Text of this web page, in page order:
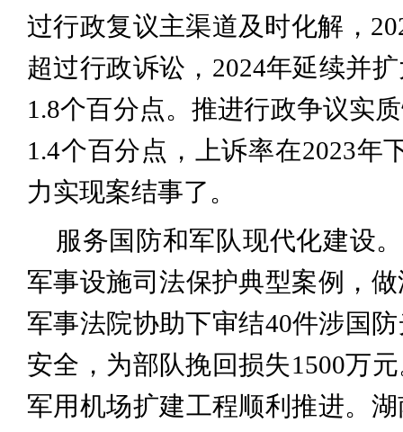
过行政复议主渠道及时化解，
超过行政诉讼，2024年延续并
1.8个百分点。推进行政争议实
1.4个百分点，上诉率在2023年
力实现案结事了。
服务国防和军队现代化建设
军事设施司法保护典型案例，
军事法院协助下审结40件涉国
安全，为部队挽回损失1500万
军用机场扩建工程顺利推进。